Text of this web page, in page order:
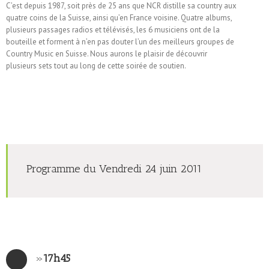
C’est depuis 1987, soit près de 25 ans que NCR distille sa country aux
quatre coins de la Suisse, ainsi qu’en France voisine. Quatre albums,
plusieurs passages radios et télévisés, les 6 musiciens ont de la
bouteille et forment à n’en pas douter l’un des meilleurs groupes de
Country Music en Suisse. Nous aurons le plaisir de découvrir
plusieurs sets tout au long de cette soirée de soutien.
Programme du Vendredi 24 juin 2011
»17h45